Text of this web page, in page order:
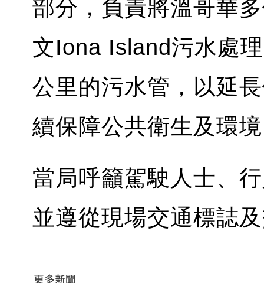
部分，負責將溫哥華
文Iona Island污水處
公里的污水管，以延
續保障公共衛生及環
當局呼籲駕駛人士、
並遵從現場交通標誌